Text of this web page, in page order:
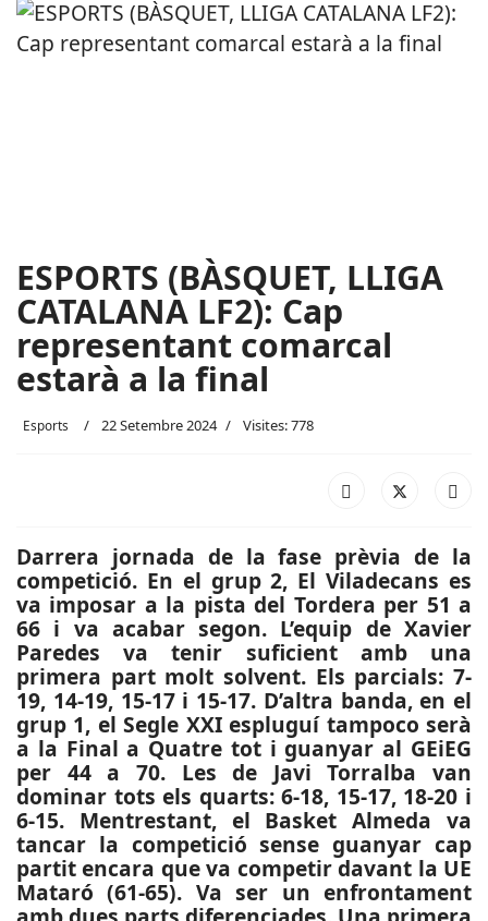
ESPORTS (BÀSQUET, LLIGA
CATALANA LF2): Cap
representant comarcal
estarà a la final
Esports 22 Setembre 2024 Visites: 778
Darrera jornada de la fase prèvia de la
competició. En el grup 2, El Viladecans es
va imposar a la pista del Tordera per 51 a
66 i va acabar segon. L’equip de Xavier
Paredes va tenir suficient amb una
primera part molt solvent. Els parcials: 7-
19, 14-19, 15-17 i 15-17. D’altra banda, en el
grup 1, el Segle XXI espluguí tampoco serà
a la Final a Quatre tot i guanyar al GEiEG
per 44 a 70. Les de Javi Torralba van
dominar tots els quarts: 6-18, 15-17, 18-20 i
6-15. Mentrestant, el Basket Almeda va
tancar la competició sense guanyar cap
partit encara que va competir davant la UE
Mataró (61-65). Va ser un enfrontament